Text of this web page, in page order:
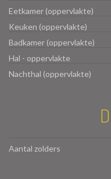
Eetkamer (oppervlakte)
Keuken (oppervlakte)
Badkamer (oppervlakte)
Hal - oppervlakte
Nachthal (oppervlakte)
Aantal zolders